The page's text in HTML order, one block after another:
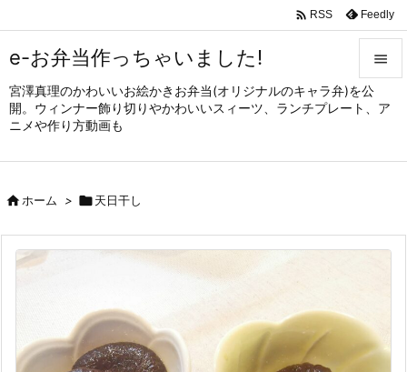
e-お弁当作っちゃいました!
宮澤真理のかわいいお絵かきお弁当(オリジナルのキャラ弁)を公
開。ウィンナー飾り切りやかわいいスィーツ、ランチプレート、ア
ニメや作り方動画も


メニュ
サイド

 RSS Feedly
ホーム > 天日干し